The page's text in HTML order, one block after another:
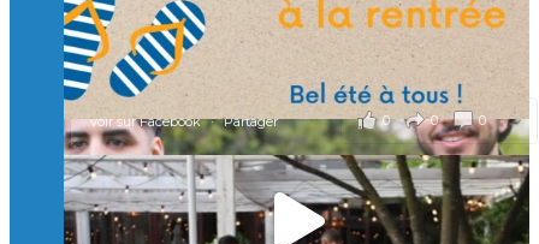
valeurs humaines, au cœur de notre pro
...Voir plus
il y a 2 mois
0 0 0
Voir sur Facebook · Partager
🚀Afterwork à Genève 🚀